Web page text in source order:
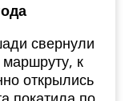
свернули
к
открылись